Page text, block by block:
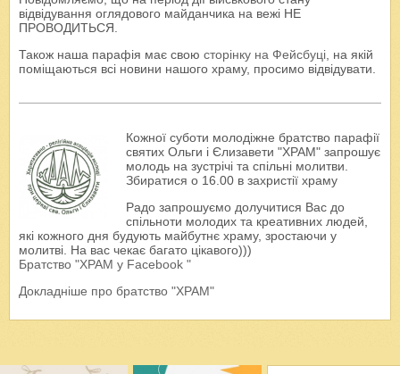
відвідування оглядового майданчика на вежі НЕ
ПРОВОДИТЬСЯ.
Також наша парафія має свою сторінку на Фейсбуці, на якій
поміщаються всі новини нашого храму, просимо відвідувати.
Кожної суботи молодіжне братство парафії
святих Ольги і Єлизавети "ХРАМ" запрошує
молодь на зустрічі та спільні молитви.
Збиратися о 16.00 в захристії храму
Радо запрошуємо долучитися Вас до
спільноти молодих та креативних людей,
які кожного дня будують майбутнє храму, зростаючи у
молитві. На вас чекає багато цікавого)))
Братство "ХРАМ у Facebook "
Докладніше про братство "ХРАМ"